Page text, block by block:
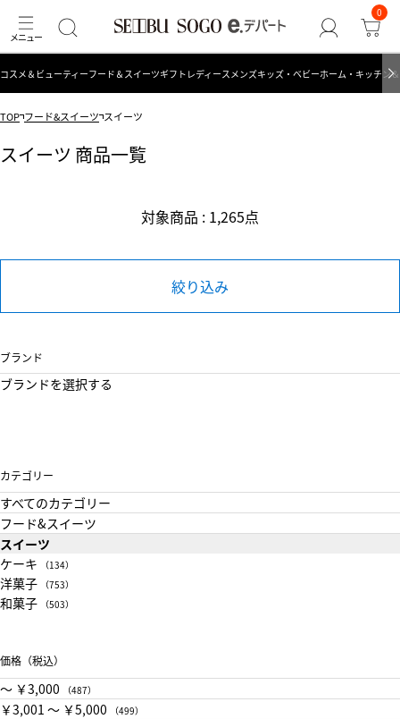
0
コスメ＆ビューティーフード＆スイーツギフト レディース メンズキッズ・ベビーホーム・キッチン
TOP フード&スイーツ スイーツ
スイーツ 商品一覧
対象商品 : 1,265点
絞り込み
ブランド
ブランドを選択する
カテゴリー
すべてのカテゴリー
フード&スイーツ
スイーツ
ケーキ
（134）
洋菓子 （753）
和菓子 （503）
価格（税込）
〜 ￥3,000 （487）
￥3,001 〜 ￥5,000 （499）